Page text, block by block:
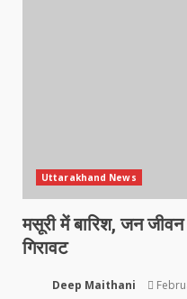
Uttarakhand News
मसूरी में बारिश, जन
गिरावट
Deep Maithani